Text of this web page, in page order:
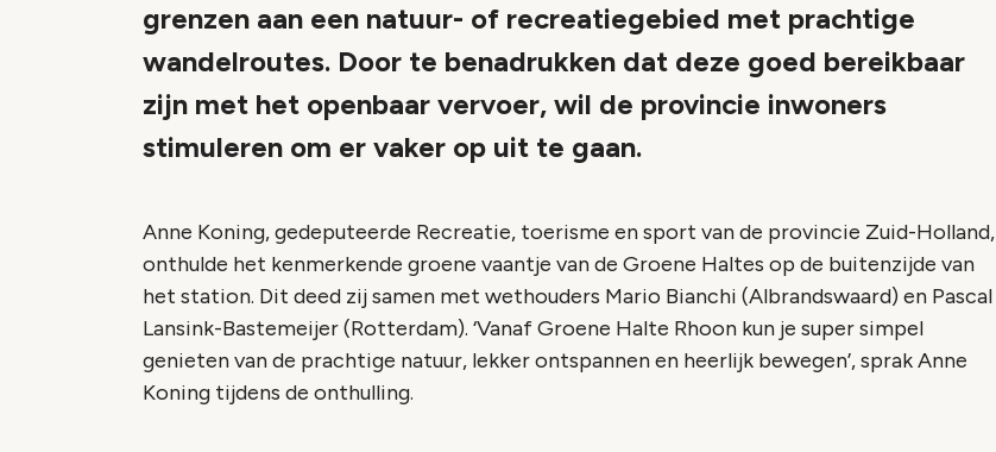
grenzen aan een natuur- of recreatiegebied met prachtige
wandelroutes. Door te benadrukken dat deze goed bereikbaar
zijn met het openbaar vervoer, wil de provincie inwoners
stimuleren om er vaker op uit te gaan.
Anne Koning, gedeputeerde Recreatie, toerisme en sport van de provincie Zuid-Holland,
onthulde het kenmerkende groene vaantje van de Groene Haltes op de buitenzijde van
het station. Dit deed zij samen met wethouders Mario Bianchi (Albrandswaard) en Pascal
Lansink-Bastemeijer (Rotterdam). ‘Vanaf Groene Halte Rhoon kun je super simpel
genieten van de prachtige natuur, lekker ontspannen en heerlijk bewegen’, sprak Anne
Koning tijdens de onthulling.